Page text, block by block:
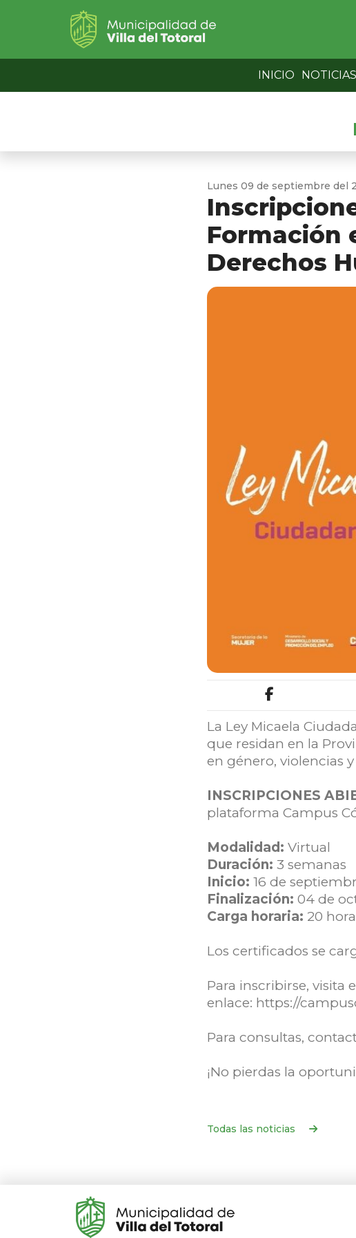
INICIO NOTICIAS
Lunes 09 de septiembre del
Formación
Derechos
La Ley Micaela
que residan en la
en género, violencias
INSCRIPCIONES
plataforma Campus
Modalidad: Virtual
Duración: 3 semanas
Inicio: 16 de
Finalización: 04 de
Carga horaria: 20
Los certificados se
Para inscribirse, visita
enlace: https://
Para consultas,
¡No pierdas la
Todas las noticias